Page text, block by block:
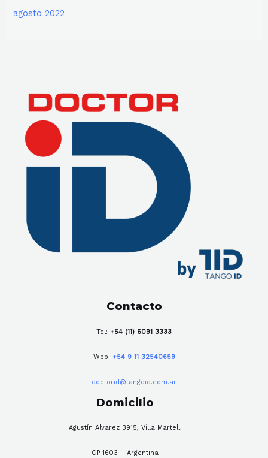
agosto 2022
Contacto
Tel: +54 (11) 6091 3333
Wpp: +54 9 11 32540659
doctorid@tangoid.com.ar
Domicilio
Agustín Alvarez 3915, Villa Martelli
CP 1603 – Argentina